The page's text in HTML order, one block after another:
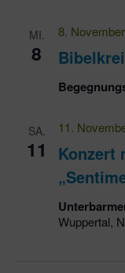
MI.
8
8.
SA.
11
Konzert
11.
Wuppertal,